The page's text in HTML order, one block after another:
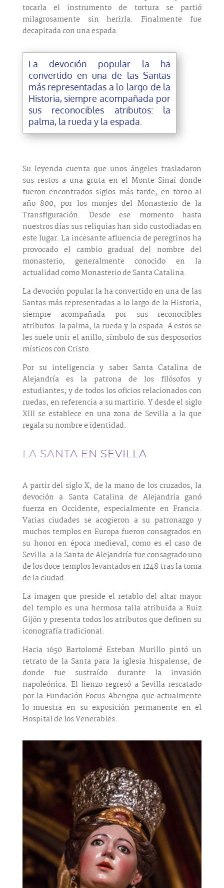
tocarla el instrumento de tortura se partió
milagrosamente sin herirla. Finalmente fue
decapitada con una espada.
La devoción popular la ha
convertido en una de las Santas
más representadas a lo largo de la
Historia, siempre acompañada por
sus reconocibles atributos: la
palma, la rueda y la espada.
Su leyenda cuenta que unos ángeles trasladaron
sus restos a una gruta en el Monte Sinaí donde
fueron encontrados siglos más tarde, en torno al
año 800, por los monjes del Monasterio de la
Transfiguración. Desde ese momento hasta
nuestros días sus reliquias han sido custodiadas en
este lugar. La incesante afluencia de peregrinos ha
provocado el cambio gradual del nombre del
monasterio, generalmente conocido en la
actualidad como Monasterio de Santa Catalina.
La devoción popular la ha convertido en una de las
Santas más representadas a lo largo de la Historia,
siempre acompañada por sus reconocibles
atributos: la palma, la rueda y la espada. A estos se
les suele unir el anillo, símbolo de sus desposorios
místicos con Cristo.
Por su inteligencia y saber Santa Catalina de
Alejandría es la patrona de los filósofos y
estudiantes; y de todos los oficios relacionados con
ruedas, en referencia a su martirio. Y desde el siglo
XIII se establece en una zona de Sevilla a la que
regala su nombre e identidad.
LA SANTA EN SEVILLA
A partir del siglo X, de la mano de los cruzados, la
devoción a Santa Catalina de Alejandría ganó
fuerza en Occidente, especialmente en Francia.
Varias ciudades se acogieron a su patronazgo y
muchos templos en Europa fueron consagrados en
su honor en época medieval, como es el caso de
Sevilla: a la Santa de Alejandría fue consagrado uno
de los doce templos levantados en 1248 tras la toma
de la ciudad.
La imagen que preside el retablo del altar mayor
del templo es una hermosa talla atribuida a Ruiz
Gijón y presenta todos los atributos que definen su
iconografía tradicional.
Hacia 1650 Bartolomé Esteban Murillo pintó un
retrato de la Santa para la iglesia hispalense, de
donde fue sustraído durante la invasión
napoleónica. El lienzo regresó a Sevilla rescatado
por la Fundación Focus Abengoa que actualmente
lo muestra en su exposición permanente en el
Hospital de los Venerables.